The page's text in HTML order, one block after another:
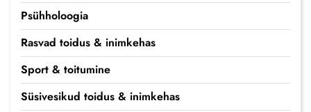
Psühholoogia
Rasvad toidus & inimkehas
Sport & toitumine
Süsivesikud toidus & inimkehas